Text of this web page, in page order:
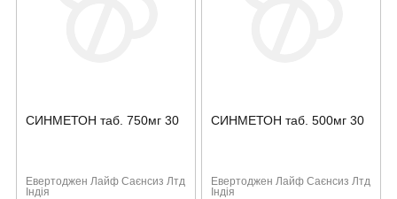
СИНМЕТОН таб. 750мг 30
Евертоджен Лайф Саєнсиз Лтд
Індія
СИНМЕТОН таб. 500мг 30
Евертоджен Лайф Саєнсиз Лтд
Індія